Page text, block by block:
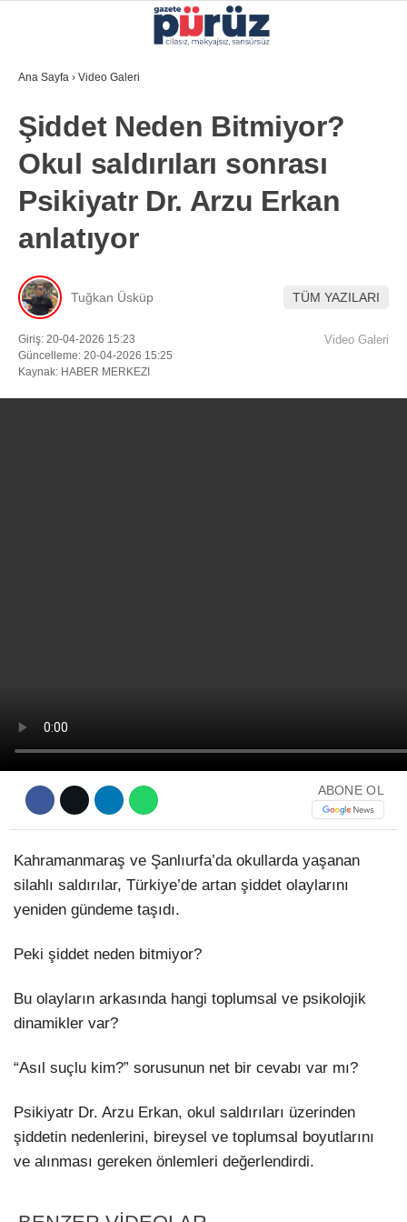
GALERİ VİDEO
YEREL YÖNETIMLER
SAĞLIK
KÜLTÜR-SANAT
SPOR
Ana Sayfa › Video Galeri
Şiddet Neden Bitmiyor?
Okul saldırıları sonrası
Psikiyatr Dr. Arzu Erkan
anlatıyor
Tuğkan Üsküp TÜM YAZILARI
Giriş: 20-04-2026 15:23
Güncelleme: 20-04-2026 15:25
Kaynak: HABER MERKEZI
Video Galeri
ABONE OL
Kahramanmaraş ve Şanlıurfa’da okullarda yaşanan
silahlı saldırılar, Türkiye’de artan şiddet olaylarını
yeniden gündeme taşıdı.
Peki şiddet neden bitmiyor?
Bu olayların arkasında hangi toplumsal ve psikolojik
dinamikler var?
“Asıl suçlu kim?” sorusunun net bir cevabı var mı?
Psikiyatr Dr. Arzu Erkan, okul saldırıları üzerinden
şiddetin nedenlerini, bireysel ve toplumsal boyutlarını
ve alınması gereken önlemleri değerlendirdi.